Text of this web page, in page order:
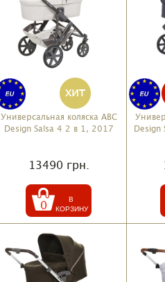
Универсальная коляска ABC
Design Salsa 4 2 в 1, 2017
13490 грн.
0
Design